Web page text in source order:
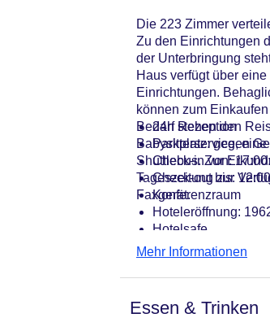
Die 223 Zimmer
Zu den Einrichtungen
der Unterbringung
Haus verfügt über
Einrichtungen.
können zum
Bedarf stehen den
Babysitterservice,
Shuttlebus. Zur
Tageszeitung zur
Faxgerät.
24h Rezeption
Parkplatz: gegen
Check-in von:
Check-out bis:
Konferenzraum
Hoteleröffnung:
Hotelsafe
WLAN/WiFi im Hotel
Minimarkt
Anzahl der Aufzüge:
Mehr Informationen
Essen & Trinken